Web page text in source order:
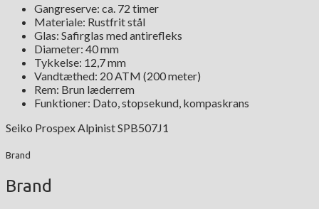
Gangreserve: ca. 72 timer
Materiale: Rustfrit stål
Glas: Safirglas med antirefleks
Diameter: 40 mm
Tykkelse: 12,7 mm
Vandtæthed: 20 ATM (200 meter)
Rem: Brun læderrem
Funktioner: Dato, stopsekund, kompaskrans
Seiko Prospex Alpinist SPB507J1
Brand
Brand